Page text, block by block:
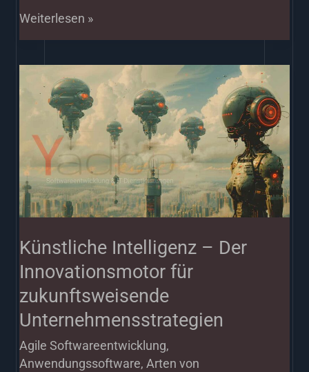
Weiterlesen »
Künstliche Intelligenz – Der
Innovationsmotor für
zukunftsweisende
Unternehmensstrategien
Agile Softwareentwicklung,
Anwendungssoftware,Arten von
Künstliche
Intelligenz
Der
Innovationsmotor
für
zukunftsweisende